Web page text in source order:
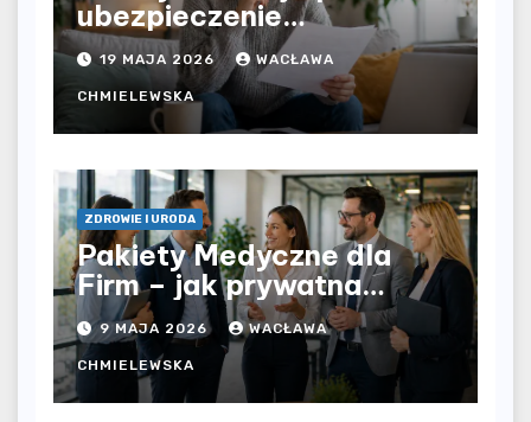
ubezpieczenie
komunikacyjne i uniknąć
kosztownych błędów?
19 MAJA 2026 WACŁAWA
CHMIELEWSKA
ZDROWIE I URODA
Pakiety Medyczne dla
Firm – jak prywatna
opieka zdrowotna
wpływa na jakość
współpracy w
organizacji?
9 MAJA 2026 WACŁAWA
CHMIELEWSKA